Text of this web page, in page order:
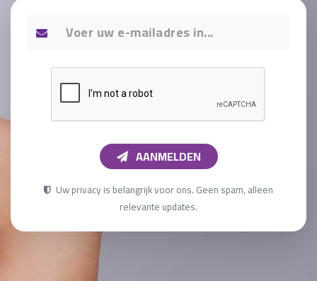
AANMELDEN
Uw privacy is belangrijk voor ons. Geen spam, alleen
relevante updates.